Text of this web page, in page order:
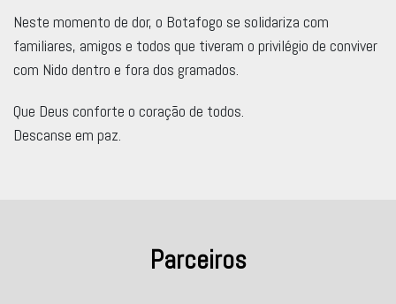
Neste momento de dor, o Botafogo se solidariza com
familiares, amigos e todos que tiveram o privilégio de conviver
com Nido dentro e fora dos gramados.
Que Deus conforte o coração de todos.
Descanse em paz.
Parceiros